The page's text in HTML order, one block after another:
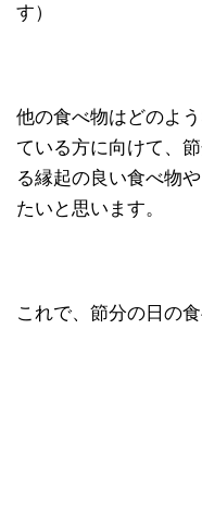
す）
他の食べ物はどのよ
ている方に向けて、
る縁起の良い食べ物
たいと思います。
これで、節分の日の